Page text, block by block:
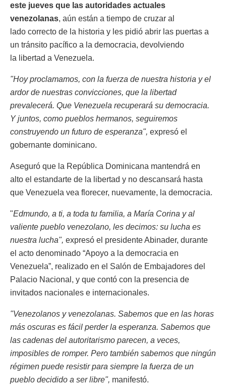
este jueves que las autoridades actuales
venezolanas, aún están a tiempo de cruzar al
lado correcto de la historia y les pidió abrir las puertas a
un tránsito pacífico a la democracia, devolviendo
la libertad a Venezuela.
"Hoy proclamamos, con la fuerza de nuestra historia y el
ardor de nuestras convicciones, que la libertad
prevalecerá. Que Venezuela recuperará su democracia.
Y juntos, como pueblos hermanos, seguiremos
construyendo un futuro de esperanza", expresó el
gobernante dominicano.
Aseguró que la República Dominicana mantendrá en
alto el estandarte de la libertad y no descansará hasta
que Venezuela vea florecer, nuevamente, la democracia.
"Edmundo, a ti, a toda tu familia, a María Corina y al
valiente pueblo venezolano, les decimos: su lucha es
nuestra lucha", expresó el presidente Abinader, durante
el acto denominado “Apoyo a la democracia en
Venezuela”, realizado en el Salón de Embajadores del
Palacio Nacional, y que contó con la presencia de
invitados nacionales e internacionales.
"Venezolanos y venezolanas. Sabemos que en las horas
más oscuras es fácil perder la esperanza. Sabemos que
las cadenas del autoritarismo parecen, a veces,
imposibles de romper. Pero también sabemos que ningún
régimen puede resistir para siempre la fuerza de un
pueblo decidido a ser libre", manifestó.